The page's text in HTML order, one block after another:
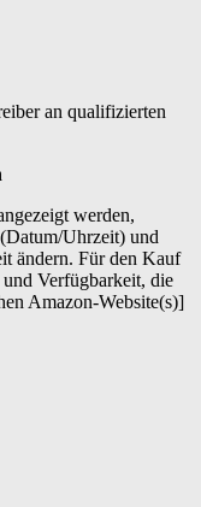
an qualifizierten
werden,
Uhrzeit) und
ändern. Für den Kauf
Verfügbarkeit, die
Amazon-Website(s)]